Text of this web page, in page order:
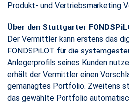
Produkt- und Vertriebsmarketing
Über den Stuttgarter
Der Vermittler kann erstens das
FONDSPiLOT für die
Anlegerprofils seines Kunden
erhält der Vermittler einen
gemanagtes Portfolio. Zweitens
das gewählte Portfolio